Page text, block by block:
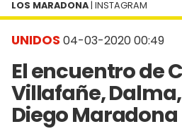
UNIDOS 04-03-2020 00:49
El encuentro de
Villafañe,
Diego Maradona
LOS MARADONA | INSTAGRAM